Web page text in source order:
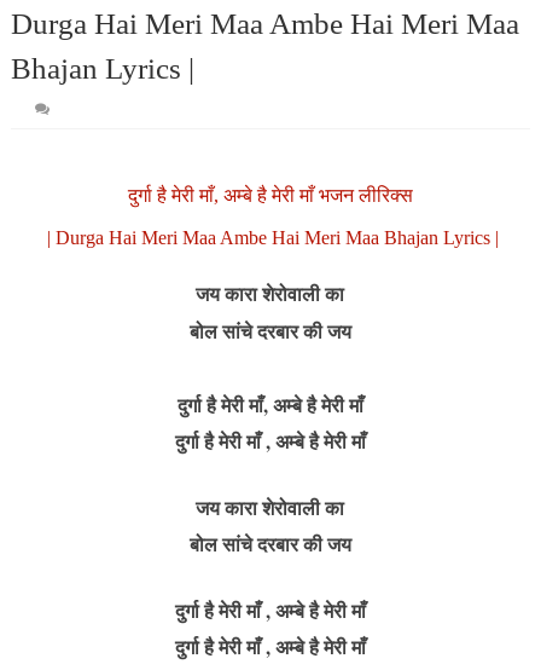
Durga Hai Meri Maa Ambe Hai Meri Maa
Bhajan Lyrics |
दुर्गा है मेरी माँ, अम्बे है मेरी माँ भजन लीरिक्स
| Durga Hai Meri Maa Ambe Hai Meri Maa Bhajan Lyrics |
जय कारा शेरोवाली का
बोल सांचे दरबार की जय
दुर्गा है मेरी माँ, अम्बे है मेरी माँ
दुर्गा है मेरी माँ , अम्बे है मेरी माँ
जय कारा शेरोवाली का
बोल सांचे दरबार की जय
दुर्गा है मेरी माँ , अम्बे है मेरी माँ
दुर्गा है मेरी माँ , अम्बे है मेरी माँ